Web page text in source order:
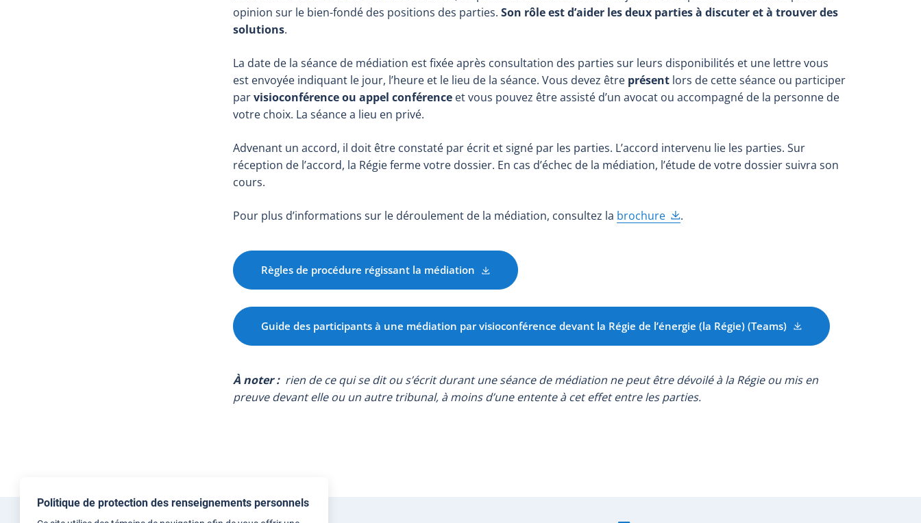
Politique de protection des renseignements personnels
opinion sur le bien-fondé des positions des parties. Son rôle est d’aider les deux parties à discuter et à trouver des
solutions.
La date de la séance de médiation est fixée après consultation des parties sur leurs disponibilités et une lettre vous
est envoyée indiquant le jour, l’heure et le lieu de la séance. Vous devez être présent lors de cette séance ou participer
parvisioconférence ou appel conférence et vous pouvez être assisté d’un avocat ou accompagné de la personne de
votre choix. La séance a lieu en privé.
Advenant un accord, il doit être constaté par écrit et signé par les parties. L’accord intervenu lie les parties. Sur
réception de l’accord, la Régie ferme votre dossier. En cas d’échec de la médiation, l’étude de votre dossier suivra son
cours.
Pour plus d’informations sur le déroulement de la médiation, consultez la brochure .
Règles de procédure régissant la médiation
Guide des participants à une médiation par visioconférence devant la Régie de l’énergie (la Régie) (Teams)
À noter : rien de ce qui se dit ou s’écrit durant une séance de médiation ne peut être dévoilé à la Régie ou mis en
preuve devant elle ou un autre tribunal, à moins d’une entente à cet effet entre les parties.